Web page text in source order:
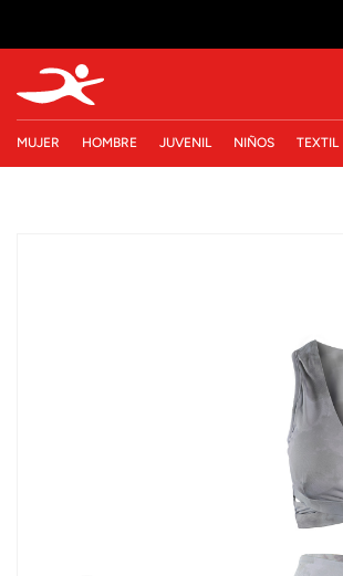
MUJER HOMBRE JUVENIL NIÑOS TEXTIL